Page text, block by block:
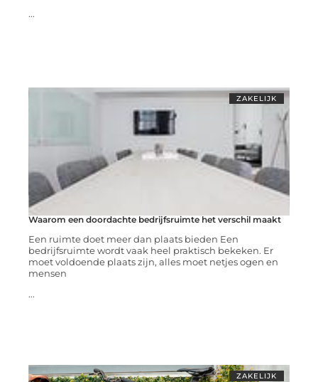
...
ZAKELIJK
Waarom een doordachte bedrijfsruimte het verschil maakt
Een ruimte doet meer dan plaats bieden Een
bedrijfsruimte wordt vaak heel praktisch bekeken. Er
moet voldoende plaats zijn, alles moet netjes ogen en
mensen
...
ZAKELIJK